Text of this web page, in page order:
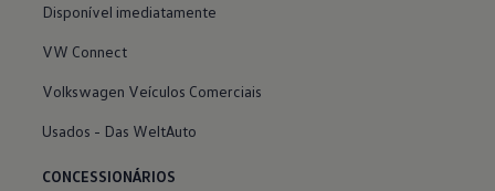
Disponível imediatamente
VW Connect
Volkswagen Veículos Comerciais
Usados - Das WeltAuto
CONCESSIONÁRIOS